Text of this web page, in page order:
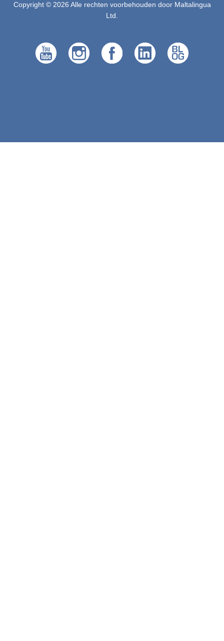
Copyright © 2026 Alle rechten voorbehouden door Maltalingua
Ltd.